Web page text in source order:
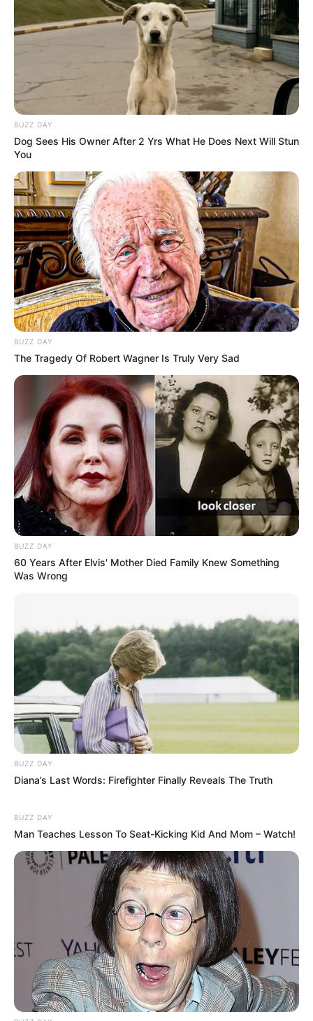
BUZZ DAY
Dog Sees His Owner After 2 Yrs What He Does Next Will Stun
You
BUZZ DAY
The Tragedy Of Robert Wagner Is Truly Very Sad
BUZZ DAY
60 Years After Elvis' Mother Died Family Knew Something
Was Wrong
BUZZ DAY
Diana’s Last Words: Firefighter Finally Reveals The Truth
BUZZ DAY
Man Teaches Lesson To Seat-Kicking Kid And Mom – Watch!